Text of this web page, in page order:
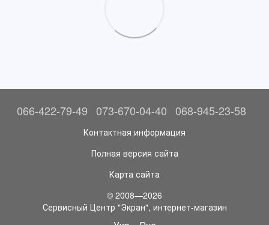
066-422-79-49 073-670-04-40 068-945-23-58
Контактная информация
Полная версия сайта
Карта сайта
© 2008—2026
Сервисный Центр "Экран", интернет-магазин